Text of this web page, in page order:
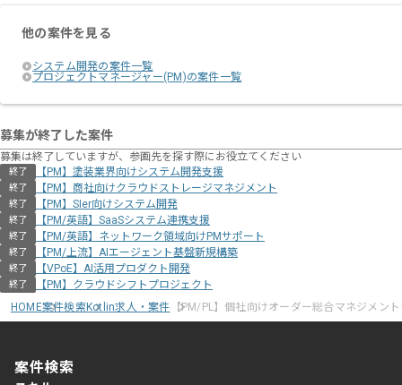
他の案件を見る
システム開発の案件一覧
プロジェクトマネージャー(PM)の案件一覧
募集が終了した案件
募集は終了していますが、参画先を探す際にお役立てください
終了 【PM】塗装業界向けシステム開発支援
終了 【PM】商社向けクラウドストレージマネジメント
終了 【PM】SIer向けシステム開発
終了 【PM/英語】SaaSシステム連携支援
終了 【PM/英語】ネットワーク領域向けPMサポート
終了 【PM/上流】AIエージェント基盤新規構築
終了 【VPoE】AI活用プロダクト開発
終了
【PM】クラウドシフトプロジェクト
HOME案件検索Kotlin求人・案件 【PM/PL】個社向けオーダー総合マネジメン
案件検索